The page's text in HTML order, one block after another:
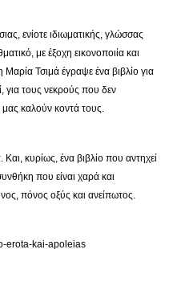
ενίοτε ιδιωματικής, γλώσσας
με έξοχη εικονοποιία και
Τσιμά έγραψε ένα βιβλίο για
για τους νεκρούς που δεν
καλούν κοντά τους.
κυρίως, ένα βιβλίο που αντηχεί
που είναι χαρά και
πόνος οξύς και ανείπωτος.
erota-kai-apoleias